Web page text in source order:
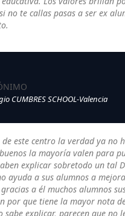
no te callas pasas a ser ex
CUMBRES SCHOOL-Valencia
este centro la verdad ya no
la mayoría valen para
explicar sobretodo un tal
ayuda a sus alumnos a
a él muchos alumnos
por que tiene la mayor nota
sabe explicar, parecen que no